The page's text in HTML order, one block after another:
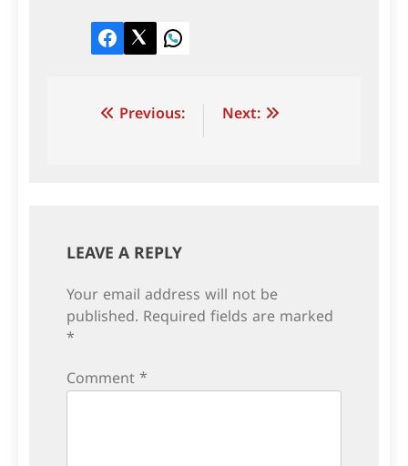
Facebook
TwitterLinkedIn
Post Previous: Next:
LEAVE A REPLY
Your email address will not be
published. Required fields are marked
*
Comment *